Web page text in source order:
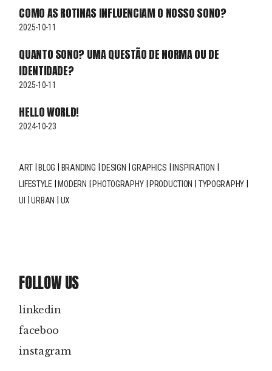
COMO AS ROTINAS INFLUENCIAM O NOSSO SONO?
2025-10-11
QUANTO SONO? UMA QUESTÃO DE NORMA OU DE
IDENTIDADE?
2025-10-11
HELLO WORLD!
2024-10-23
ART BLOG BRANDING DESIGN GRAPHICS
INSPIRATION
LIFESTYLE
MODERN PHOTOGRAPHY PRODUCTION
TYPOGRAPHY
UI
URBAN UX
FOLLOW US
linkedin
faceboo
instagram